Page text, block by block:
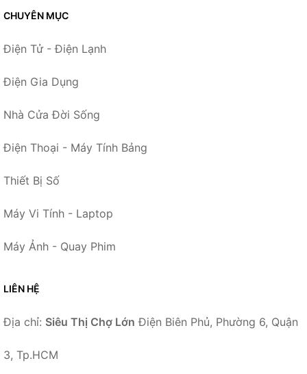
CHUYÊN MỤC
Điện Tử - Điện Lạnh
Điện Gia Dụng
Nhà Cửa Đời Sống
Điện Thoại - Máy Tính Bảng
Thiết Bị Số
Máy Vi Tính - Laptop
Máy Ảnh - Quay Phim
LIÊN HỆ
Địa chỉ: Siêu Thị Chợ Lớn Điện Biên Phủ, Phường 6, Quận
3, Tp.HCM